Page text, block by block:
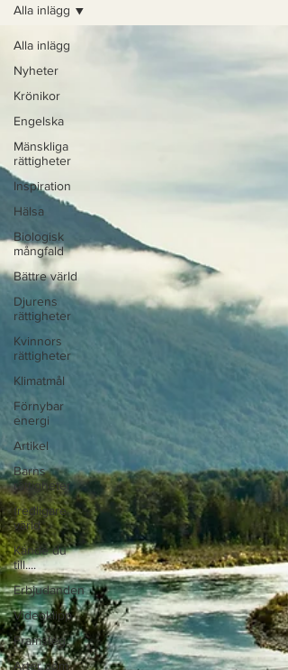
Alla inlägg
Nyheter
Krönikor
Engelska
Mänskliga
rättigheter
Inspiration
Hälsa
Biologisk
mångfald
Bättre värld
Djurens
rättigheter
Kvinnors
rättigheter
Klimatmål
Förnybar
energi
Artikel
Barns
rättigheter
fredligare
värld
Kände du
till....
Erbjudanden
Videoklipp
Framsteg
Arter som
Alla inlägg